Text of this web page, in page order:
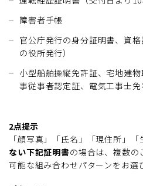
障害者手帳
官公庁発行の身分証明書、資
の役所発行）
小型船舶操縦免許証、宅地建
事従事者認定証、電気工事士
2点提示
「顔写真」「氏名」「現住所」
ない下記証明書の場合は、複数の
可能な組み合わせパターンをお選